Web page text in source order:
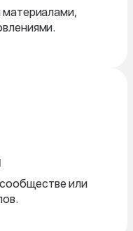
материалами,
или